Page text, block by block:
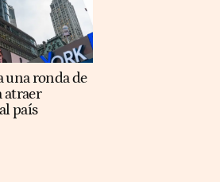
una ronda de
atraer
país